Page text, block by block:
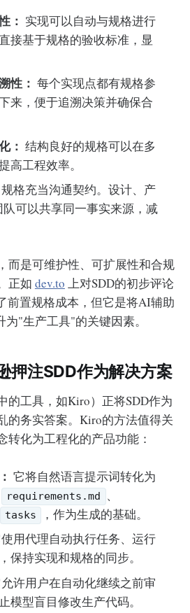
： 实现可以自动与规格进行
接基于规格的验收标准，显
性： 每个实现点都有规格参
来，便于追溯决策并确保合
： 结构良好的规格可以在多
高工程效率。
规格充当沟通契约。设计、产
可以共享同一事实来源，减
而是可维护性、可扩展性和合规
正如 dev.to 上对SDD的初步评论
前置规格成本，但它是将AI辅助
"生产工具"的关键因素。
押注SDD作为解决方案
的工具，如Kiro）正将SDD作为
的务实答案。Kiro的方法值得关
转化为工程化的产品功能：
它将自然语言提示词转化为
requirements.md 、
tasks ，作为生成的基础。
用代理自动执行任务、运行
保持实现和规格的同步。
许用户在自动化继续之前审
模型盲目修改生产代码。